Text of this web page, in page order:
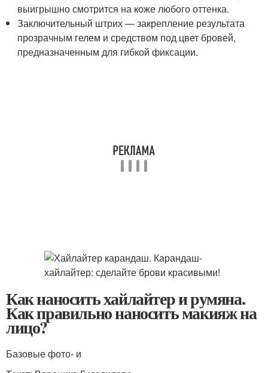
выигрышно смотрится на коже любого оттенка.
Заключительный штрих — закрепление результата
прозрачным гелем и средством под цвет бровей,
предназначенным для гибкой фиксации.
Как наносить хайлайтер и румяна.
Как правильно наносить макияж на
лицо?
Базовые фото- и